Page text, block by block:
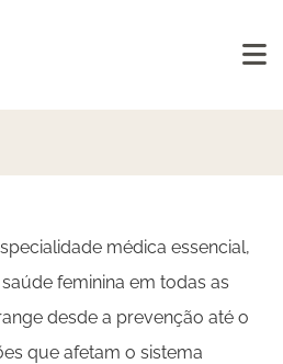
médica essencial,
feminina em todas as
desde a prevenção até o
que afetam o sistema